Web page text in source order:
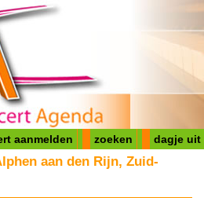
aanmelden zoeken dagje uit
aan den Rijn, Zuid-